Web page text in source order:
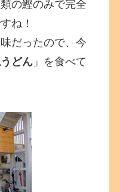
の鰹のみで完全
ね！
だったので、今
どん 」を食べて